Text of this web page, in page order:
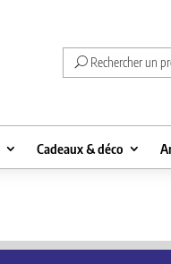
Rechercher un
Cadeaux & déco